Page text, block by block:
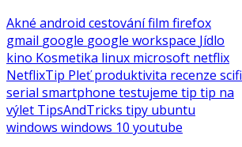
Akné android cestovánífilm firefox
gmail google google workspace Jídlo
kino Kosmetika linux microsoft netflix
NetflixTip Pleťproduktivita recenze scifi
serial smartphone testujeme tip tip na
výlet TipsAndTricks tipy ubuntu
windows windows 10 youtube